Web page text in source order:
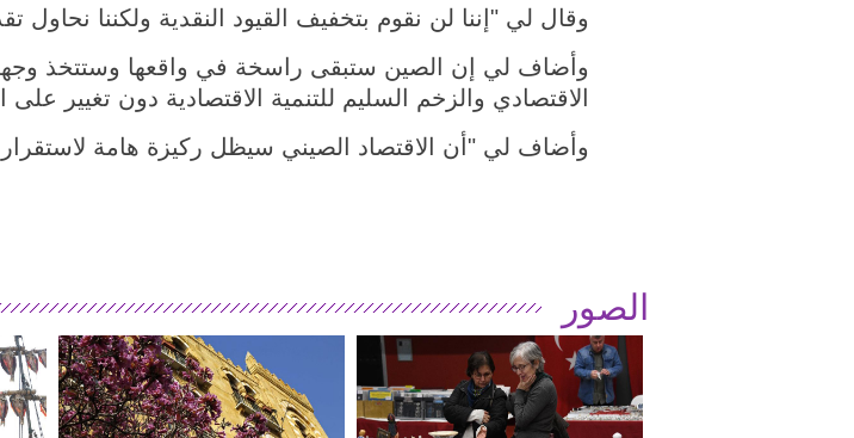
وقال لي "إننا لن نقوم بتخفيف القيود النقدية ولكننا نحاول
وأضاف لي إن الصين ستبقى راسخة في واقعها وستتخذ
الاقتصادي والزخم السليم للتنمية الاقتصادية دون تغيير
وأضاف لي "أن الاقتصاد الصيني سيظل ركيزة هامة لاستقرار
الصور